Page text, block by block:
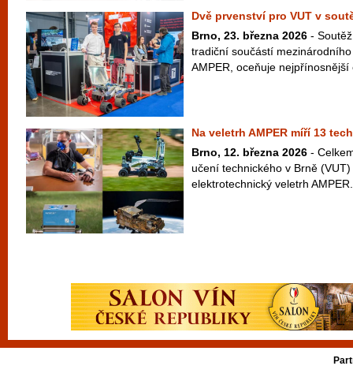
Dvě prvenství pro VUT v
Brno, 23. března 2026 -
tradiční součástí
AMPER, oceňuje
Na veletrh AMPER míří 13
Brno, 12. března 2026 -
učení technického v Brně
elektrotechnický veletrh